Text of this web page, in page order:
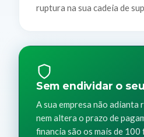
ruptura na sua cadeia de
Sem endividar o
A sua empresa não adianta
nem altera o prazo de
financia são os mais de 100